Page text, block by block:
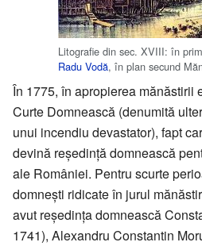
Litografie din sec. XVIII: în
Radu Vodă, în plan secund
În 1775, în apropierea mănăstirii
Curte Domnească (denumită
unui incendiu devastator), fapt
devină reședință domnească
ale României. Pentru scurte
domnești ridicate în jurul
avut reședința domnească
1741), Alexandru Constantin